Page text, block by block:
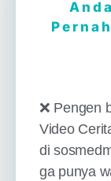
❌ Pengen
Video
di
ga punya